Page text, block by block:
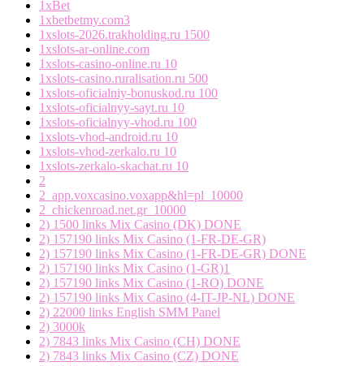
1xBet
1xbetbetmy.com3
1xslots-2026.trakholding.ru 1500
1xslots-ar-online.com
1xslots-casino-online.ru 10
1xslots-casino.ruralisation.ru 500
1xslots-oficialniy-bonuskod.ru 100
1xslots-oficialnyy-sayt.ru 10
1xslots-oficialnyy-vhod.ru 100
1xslots-vhod-android.ru 10
1xslots-vhod-zerkalo.ru 10
1xslots-zerkalo-skachat.ru 10
2
2_app.voxcasino.voxapp&hl=pl_10000
2_chickenroad.net.gr_10000
2) 1500 links Mix Casino (DK) DONE
2) 157190 links Mix Casino (1-FR-DE-GR)
2) 157190 links Mix Casino (1-FR-DE-GR) DONE
2) 157190 links Mix Casino (1-GR)1
2) 157190 links Mix Casino (1-RO) DONE
2) 157190 links Mix Casino (4-IT-JP-NL) DONE
2) 22000 links English SMM Panel
2) 3000k
2) 7843 links Mix Casino (CH) DONE
2) 7843 links Mix Casino (CZ) DONE